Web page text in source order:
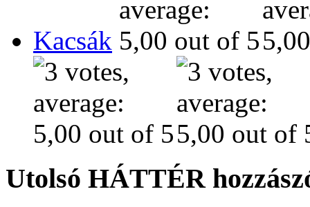
Kacsák
Utolsó HÁTTÉR